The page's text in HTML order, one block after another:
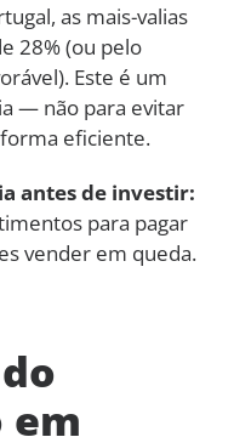
as mais-valias
28% (ou pelo
Este é um
— não para evitar
eficiente.
antes de investir:
para pagar
vender em queda.